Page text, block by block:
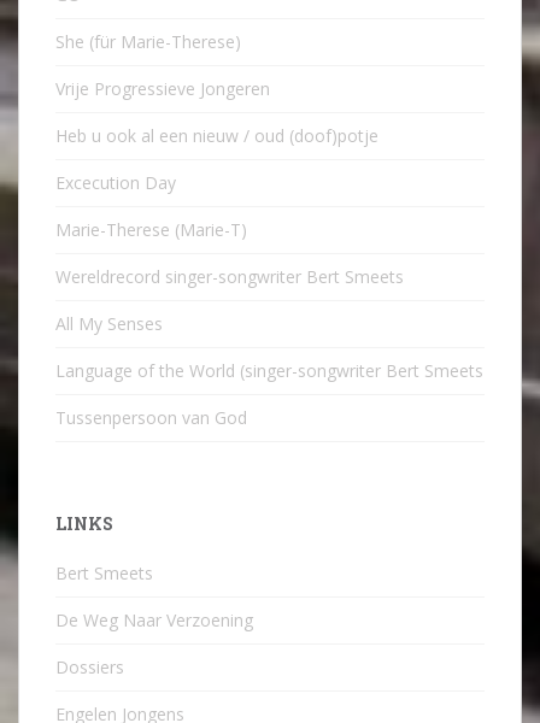
She (für Marie-Therese)
Vrije Progressieve Jongeren
Heb u ook al een nieuw / oud (doof)potje
Excecution Day
Marie-Therese (Marie-T)
Wereldrecord singer-songwriter Bert Smeets
All My Senses
Language of the World (singer-songwriter Bert Smeets
Tussenpersoon van God
LINKS
Bert Smeets
De Weg Naar Verzoening
Dossiers
Engelen Jongens